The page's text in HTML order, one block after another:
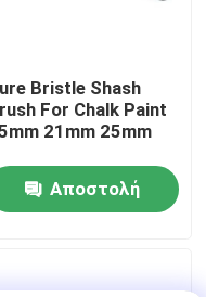
Bristle Shash
For Chalk Paint
21mm 25mm
Αποστολή